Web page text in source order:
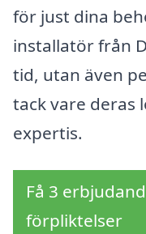
för just dina
installatör från
tid, utan även
tack vare deras
expertis.
Få 3
förpliktelser